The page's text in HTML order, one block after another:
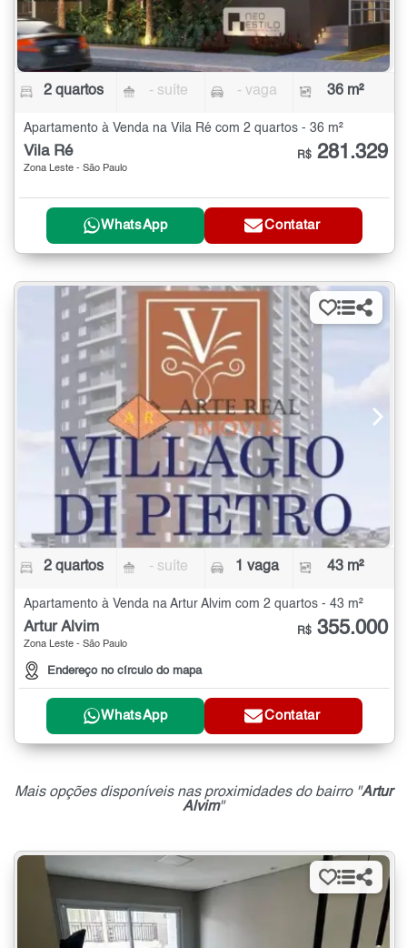
2 quartos - suíte - vaga 36 m²
Apartamento à Venda na Vila Ré com 2 quartos - 36 m²
Vila Ré
Zona Leste - São Paulo
R$ 281.329
WhatsApp Contatar
2 quartos - suíte 1 vaga 43 m²
Apartamento à Venda na Artur Alvim com 2 quartos - 43 m²
Artur Alvim
Zona Leste - São Paulo
Endereço no círculo do mapa
R$ 355.000
WhatsApp Contatar
Mais opções disponíveis nas proximidades do bairro "Artur
Alvim"